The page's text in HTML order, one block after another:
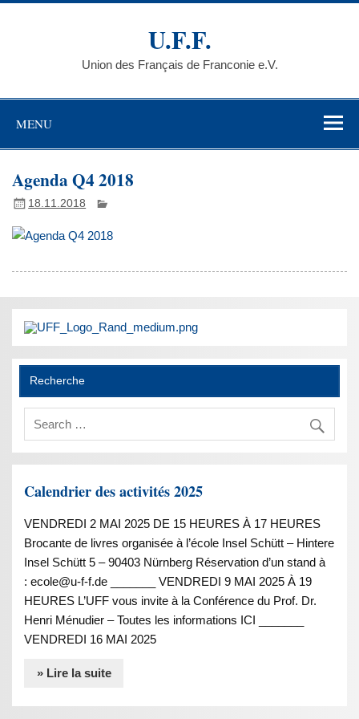
Skip
U.F.F.
Union des Français de Franconie e.V.
MENU
Agenda Q4 2018
18.11.2018
Recherche
Calendrier des activités 2025
VENDREDI 2 MAI 2025 DE 15 HEURES À 17 HEURES
Brocante de livres organisée à l’école Insel Schütt – Hintere
Insel Schütt 5 – 90403 Nürnberg Réservation d’un stand à
: ecole@u-f-f.de _______ VENDREDI 9 MAI 2025 À 19
HEURES L’UFF vous invite à la Conférence du Prof. Dr.
Henri Ménudier – Toutes les informations ICI _______
VENDREDI 16 MAI 2025
» Lire la suite